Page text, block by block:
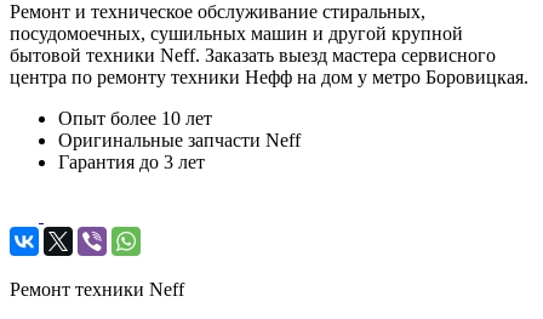
Ремонт и техническое обслуживание стиральных,
посудомоечных, сушильных машин и другой крупной
бытовой техники Neff. Заказать выезд мастера сервисного
центра по ремонту техники Нефф на дом у метро Боровицкая.
Опыт более 10 лет
Оригинальные запчасти Neff
Гарантия до 3 лет
Ремонт техники Neff